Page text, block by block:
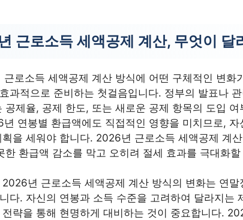
근로소득 세액공제 계산, 무엇이 달
로소득 세액공제 계산 방식에 어떤 구체적인 변화
과적으로 준비하는 첫걸음입니다. 정부의 발표나
공제율, 공제 한도, 또는 새로운 공제 항목의 도입
연봉별 환급액에도 직접적인 영향을 미치므로,
을 세워야 합니다. 2026년 근로소득 세액공제 계
한 환급액 감소를 막고 오히려 절세 효과를 극대화
년 근로소득 세액공제 계산 방식의 변화는 연
다. 자신의 연봉과 소득 수준을 고려하여 달라지는
략을 통해 현명하게 대비하는 것이 중요합니다.